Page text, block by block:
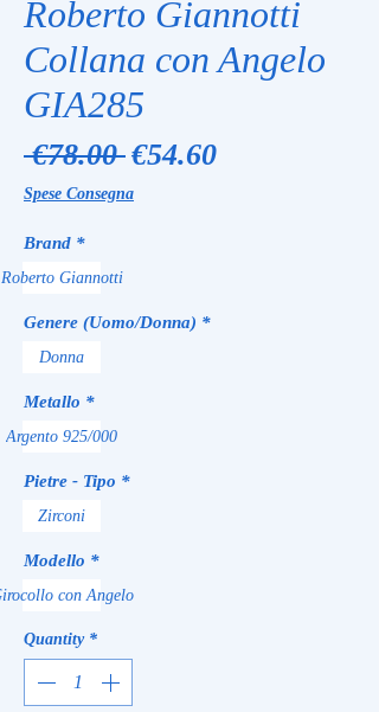
Roberto Giannotti
Collana con Angelo
GIA285
€78.00 Regular
Price
€54.60Sale
Spese Consegna
Brand *
Roberto Giannotti
Genere (Uomo/Donna) *
Donna
Metallo *
Argento 925/000
Pietre - Tipo *
Zirconi
Modello *
con Angelo
Quantity *